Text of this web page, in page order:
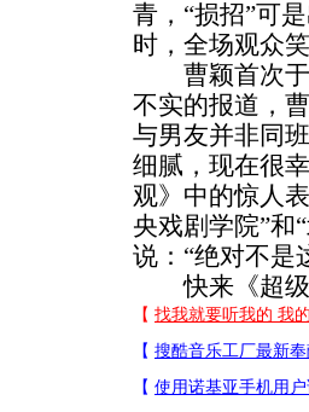
青，“损招”可
时，全场观众
曹颖首次于
不实的报道，
与男友并非同
细腻，现在很
观》中的惊人
央戏剧学院”和
说：“绝对不是
快来《超级